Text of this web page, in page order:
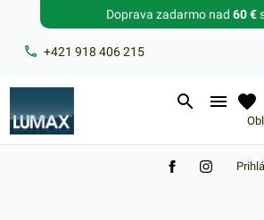
+421 918 406 215
Doprava zadarmo nad 60 €
Zabudnuté heslo?